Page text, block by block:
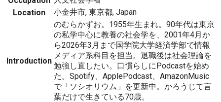
Location
小金井市, 東京都, Japan
Introduction
のむらかずお。1955年生まれ。90年代は東京
の私学中心に教養の社会学を、2001年4月か
ら2026年3月まで国学院大学経済学部で情報
メディア系科目を担当。退職後は社会理論を
勉強し直したい。口慣らしにPodcastを始め
た。Spotify、ApplePodcast、AmazonMusic
で「ソシオリウム」を更新中。かろうじて言
葉だけで生きている70歳。